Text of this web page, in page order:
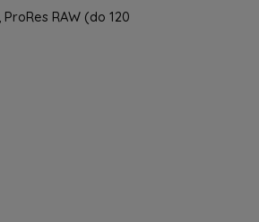
RAW (do 120